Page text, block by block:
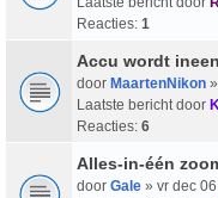
Reacties: 1
Accu wordt
door MaartenNikon
Laatste bericht door
Reacties: 6
Alles-in-één
door Gale » vr dec